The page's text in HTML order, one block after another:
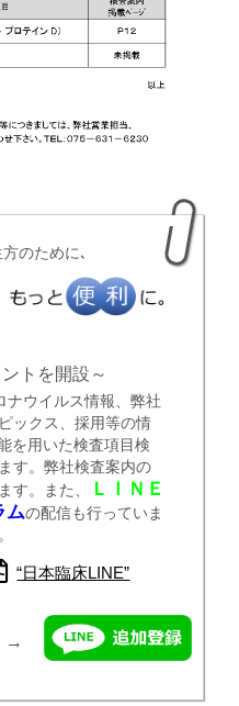
のために､
トを開設～
ナウイルス情報、弊社
ックス、採用等の情
を用いた検査項目検
す。弊社検査案内の
す。また、
ＬＩＮＥ
ムの配信も行っていま
“日本臨床LINE”
→